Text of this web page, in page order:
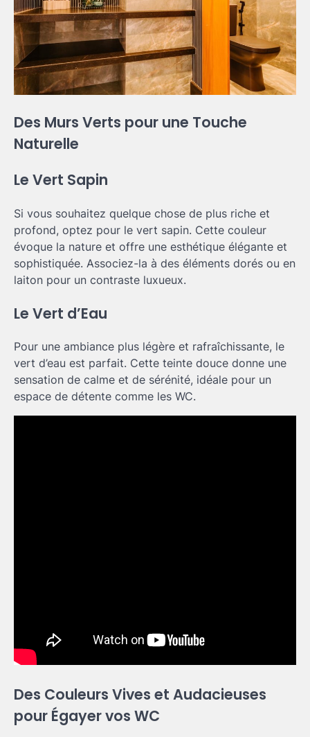
Des Murs Verts pour une Touche
Naturelle
Le Vert Sapin
Si vous souhaitez quelque chose de plus riche et
profond, optez pour le vert sapin. Cette couleur
évoque la nature et offre une esthétique élégante et
sophistiquée. Associez-la à des éléments dorés ou en
laiton pour un contraste luxueux.
Le Vert d’Eau
Pour une ambiance plus légère et rafraîchissante, le
vert d’eau est parfait. Cette teinte douce donne une
sensation de calme et de sérénité, idéale pour un
espace de détente comme les WC.
Des Couleurs Vives et Audacieuses
pour Égayer vos WC